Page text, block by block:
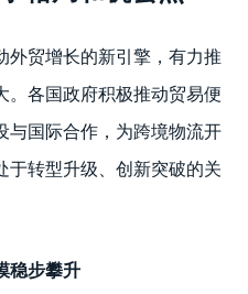
外贸增长的新引擎，有力推
。各国政府积极推动贸易便
与国际合作，为跨境物流开
于转型升级、创新突破的关
稳步攀升